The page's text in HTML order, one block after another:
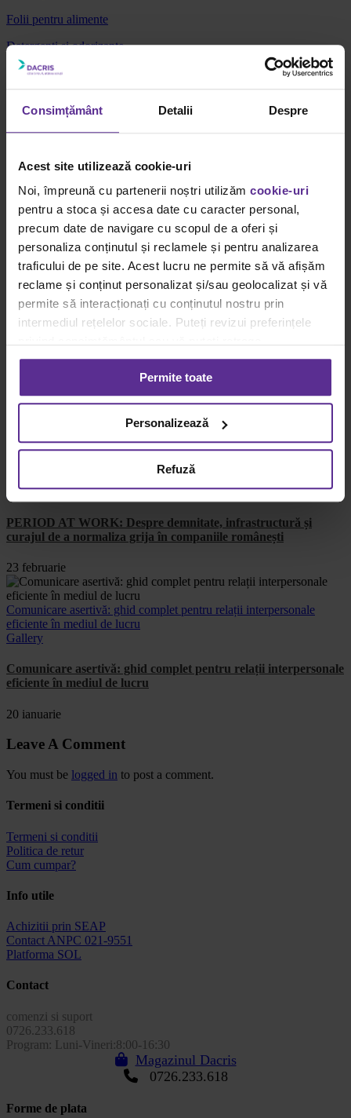
Consimțământ Detalii Despre
Acest site utilizează cookie-uri
Noi, împreună cu partenerii noștri utilizăm cookie-uri
pentru a stoca și accesa date cu caracter personal,
precum date de navigare cu scopul de a oferi și
personaliza conținutul și reclamele și pentru analizarea
traficului de pe site. Acest lucru ne permite să vă afișăm
reclame și conținut personalizat și/sau geolocalizat și vă
permite să interacționați cu conținutul nostru prin
intermediul rețelelor sociale. Puteți revizui preferințele
consimțământul oricând, făcând click pe linkul către
setările dvs. de cookie-uri.
Pentru mai multe informații, vă rugăm să revizuiți politica
Permite toate
Personalizează
Refuză
Folii pentru alimente
Detergenti si odorizante
Articole pentru igiena:
sapunuri solide si lichide, dispensere, hartii
igienice, servetele umede, prosoape hartie
Accesorii curatenie:
galeti, mopuri, lavete
Autor
Rucxandra Popa
ByRucxandra Popa |9 noiembrie|Categories: Viziunea Dacris
Comments
Facebook
WhatsApp
Email
Related Posts
Ce idei de afaceri pentru femei poți începe de acasă: ghid complet
Gallery
Ce idei de afaceri pentru femei poți începe de acasă: ghid
PERIOD AT WORK: Despre demnitate, infrastructură și curajul de
a normaliza grija în companiile românești
Gallery
PERIOD AT WORK: Despre demnitate, infrastructură și
curajul de a normaliza grija în companiile românești
23 februarie
Comunicare asertivă: ghid complet pentru relații interpersonale
eficiente în mediul de lucru
Gallery
Comunicare asertivă: ghid complet pentru relații interpersonale
eficiente în mediul de lucru
20 ianuarie
Leave A Comment
You must be logged in to post a comment.
Termeni si conditii
Termeni si conditii
Politica de retur
Cum cumpar?
Info utile
Achizitii prin SEAP
Contact ANPC 021-9551
Platforma SOL
Contact
comenzi si suport
0726.233.618
Program: Luni-Vineri:8:00-16:30
Magazinul Dacris
0726.233.618
Forme de plata